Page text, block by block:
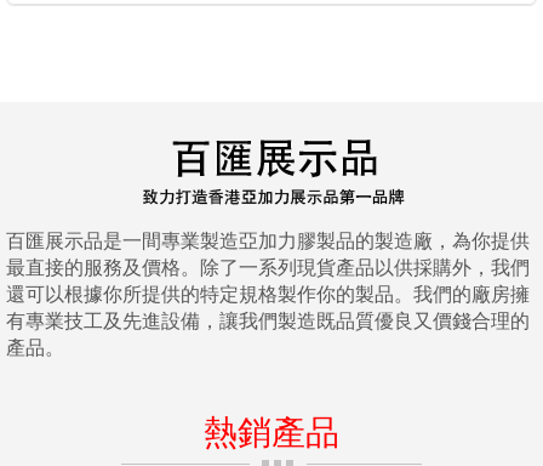
百匯展示品是一間專業製造亞加力膠製品的製造廠，為你提供
最直接的服務及價格。除了一系列現貨產品以供採購外，我們
還可以根據你所提供的特定規格製作你的製品。我們的廠房擁
有專業技工及先進設備，讓我們製造既品質優良又價錢合理的
產品。
熱銷產品